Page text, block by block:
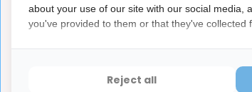
Inhoud van de verpakking
Curaprox
about your use of our site with our social media,
you've provided to them or that they've collected
Reject all